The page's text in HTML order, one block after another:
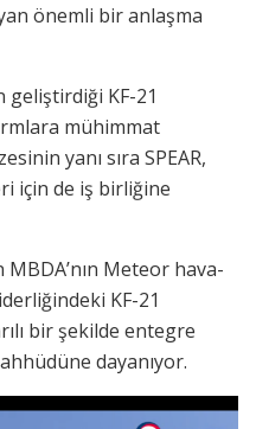
önemli bir anlaşma
geliştirdiği KF-21
mühimmat
yanı sıra SPEAR,
için de iş birliğine
MBDA’nın Meteor hava-
KF-21
bir şekilde entegre
dayanıyor.